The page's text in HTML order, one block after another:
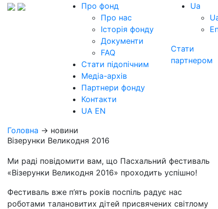
Про фонд
Про нас
Історія фонду
Документи
FAQ
Стати підопічним
Медіа-архів
Партнери фонду
Контакти
UA EN
Ua
Стати
партнером
Головна → новини
Візерунки Великодня 2016
Ми раді повідомити вам, що Пасхальний фестиваль
«Візерунки Великодня 2016» проходить успішно!
Фестиваль вже п’ять років поспіль радує нас
роботами талановитих дітей присвячених світлому